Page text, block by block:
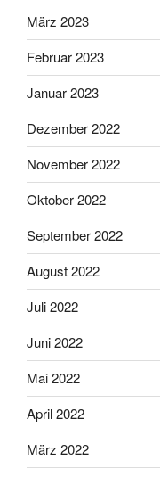
März 2023
Februar 2023
Januar 2023
Dezember 2022
November 2022
Oktober 2022
September 2022
August 2022
Juli 2022
Juni 2022
Mai 2022
April 2022
März 2022